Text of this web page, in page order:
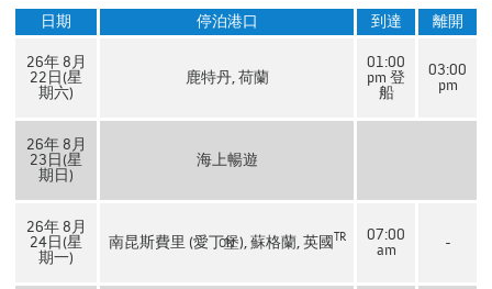
日期 停泊港口 到達 離開
26年 8月
22日(星
期六)
鹿特丹, 荷蘭
01:00
pm 登
船
03:00
pm
26年 8月
23日(星
期日)
海上暢遊
26年 8月
24日(星
期一)
南昆斯費里 (愛丁堡), 蘇格蘭, 英國 TR
ON
07:00
am
-